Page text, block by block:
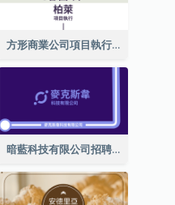
方形商業公司項目執行總監名片
暗藍科技有限公司招聘經理名片